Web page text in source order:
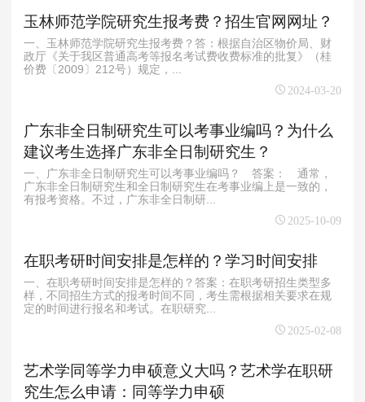
玉林师范学院研究生报考费？招生官网网址？
一、玉林师范学院研究生报考费？答：根据自治区物价局、财
政厅《关于我区普通高考等报名考试费收费标准的批复》（桂
价费〔2009〕212号）规定，...
2024-03-20
广东非全日制研究生可以考事业编吗？为什么
建议考生选择广东非全日制研究生？
一、广东非全日制研究生可以考事业编吗？ 答案： 通常，
广东非全日制研究生和全日制研究生在考事业编上是一致的，
有报考资格。不过，广东非全日制研...
2025-10-09
在职考研时间安排是怎样的？学习时间安排
一、在职考研时间安排是怎样的？答案：在职考研招生类型多
样，不同招生方式的报考时间不同，考生需根据相关要求在规
定的时间进行报名和考试。在职研究...
2025-02-08
艺术学同等学力申硕意义大吗？艺术学在职研
究生怎么申请：同等学力申硕